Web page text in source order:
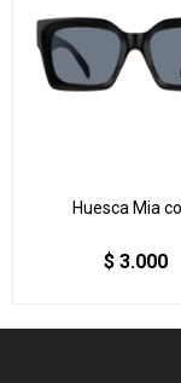
Huesca Mia
$ 3.000